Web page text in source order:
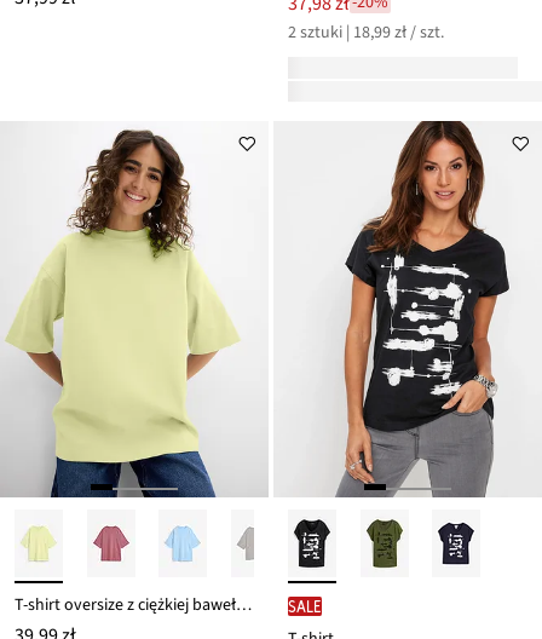
2 sztuki | 18,99 zł / szt.
T-shirt oversize z ciężkiej bawełny organicznej SALE